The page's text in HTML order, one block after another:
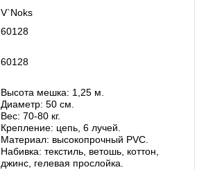
V`Noks
60128
60128
Высота мешка: 1,25 м.
Диаметр: 50 см.
Вес: 70-80 кг.
Крепление: цепь, 6 лучей.
Материал: высокопрочный PVC.
Набивка: текстиль, ветошь, коттон,
джинс, гелевая прослойка.